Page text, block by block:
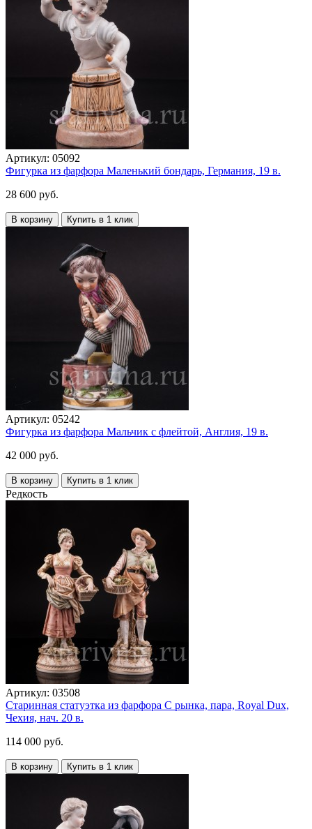
Артикул: 05092
Фигурка из фарфора Маленький бондарь, Германия, 19 в.
28 600 руб.
В корзину Купить в 1 клик
Артикул: 05242
Фигурка из фарфора Мальчик с флейтой, Англия, 19 в.
42 000 руб.
В корзину Купить в 1 клик
Редкость
Артикул: 03508
Старинная статуэтка из фарфора С рынка, пара, Royal Dux,
Чехия, нач. 20 в.
114 000 руб.
В корзину Купить в 1 клик